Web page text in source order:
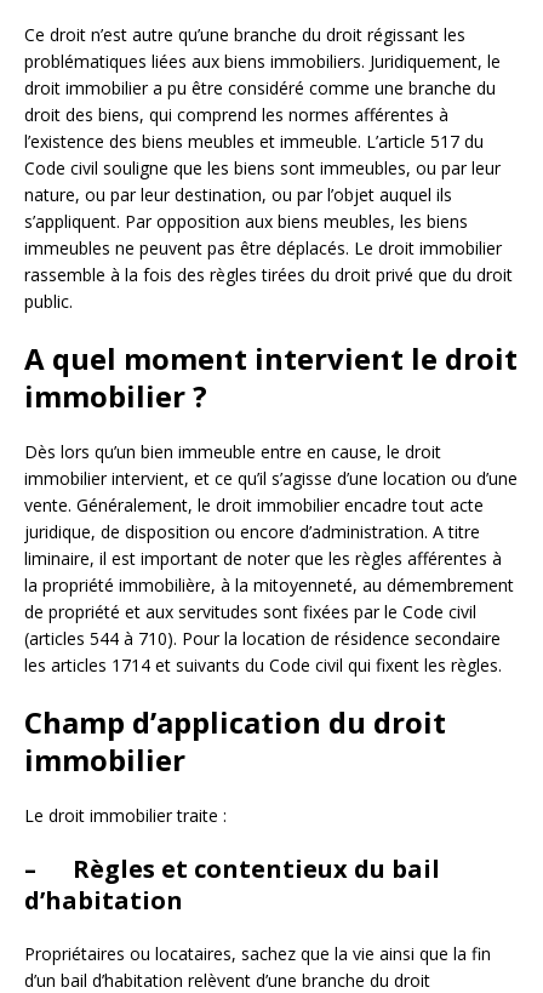
Ce droit n’est autre qu’une branche du droit régissant les
problématiques liées aux biens immobiliers. Juridiquement, le
droit immobilier a pu être considéré comme une branche du
droit des biens, qui comprend les normes afférentes à
l’existence des biens meubles et immeuble. L’article 517 du
Code civil souligne que les biens sont immeubles, ou par leur
nature, ou par leur destination, ou par l’objet auquel ils
s’appliquent. Par opposition aux biens meubles, les biens
immeubles ne peuvent pas être déplacés. Le droit immobilier
rassemble à la fois des règles tirées du droit privé que du droit
public.
A quel moment intervient le droit
immobilier ?
Dès lors qu’un bien immeuble entre en cause, le droit
immobilier intervient, et ce qu’il s’agisse d’une location ou d’une
vente. Généralement, le droit immobilier encadre tout acte
juridique, de disposition ou encore d’administration. A titre
liminaire, il est important de noter que les règles afférentes à
la propriété immobilière, à la mitoyenneté, au démembrement
de propriété et aux servitudes sont fixées par le Code civil
(articles 544 à 710). Pour la location de résidence secondaire
les articles 1714 et suivants du Code civil qui fixent les règles.
Champ d’application du droit
immobilier
Le droit immobilier traite :
– Règles et contentieux du bail
d’habitation
Propriétaires ou locataires, sachez que la vie ainsi que la fin
d’un bail d’habitation relèvent d’une branche du droit